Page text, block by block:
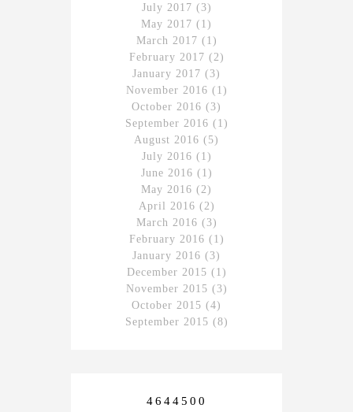
July 2017 (3)
May 2017 (1)
March 2017 (1)
February 2017 (2)
January 2017 (3)
November 2016 (1)
October 2016 (3)
September 2016 (1)
August 2016 (5)
July 2016 (1)
June 2016 (1)
May 2016 (2)
April 2016 (2)
March 2016 (3)
February 2016 (1)
January 2016 (3)
December 2015 (1)
November 2015 (3)
October 2015 (4)
September 2015 (8)
4644500